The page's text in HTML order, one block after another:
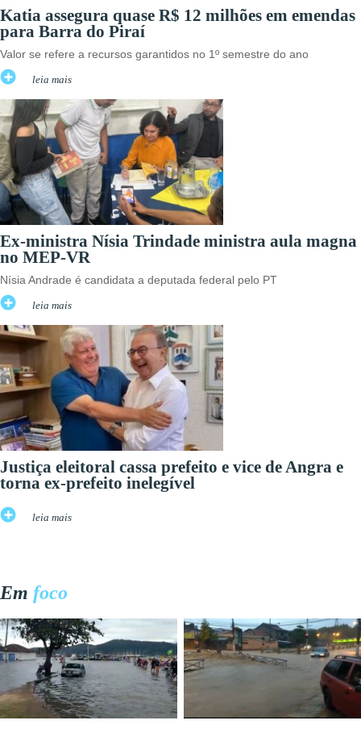
Katia assegura quase R$ 12 milhões em emendas
para Barra do Piraí
Valor se refere a recursos garantidos no 1º semestre do ano
leia mais
Ex-ministra Nísia Trindade ministra aula magna
no MEP-VR
Nísia Andrade é candidata a deputada federal pelo PT
leia mais
Justiça eleitoral cassa prefeito e vice de Angra e
torna ex-prefeito inelegível
leia mais
Em foco